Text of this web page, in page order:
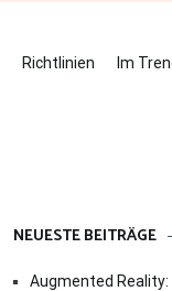
Richtlinien Im
NEUESTE BEITRÄGE
Augmented